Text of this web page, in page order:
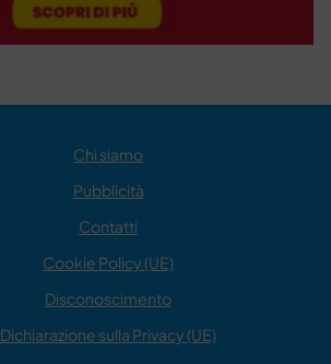
Chi siamo
Pubblicità
Contatti
Cookie Policy (UE)
Disconoscimento
Dichiarazione sulla Privacy (UE)